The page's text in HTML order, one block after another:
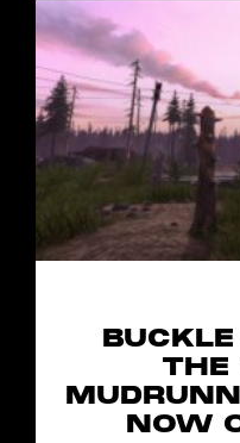
THE
NOW